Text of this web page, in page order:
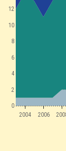
2004 2006
0
2
4
6
8
10
12